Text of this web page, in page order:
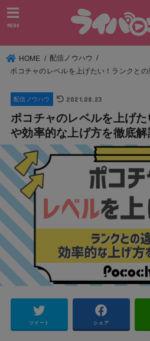
MENU
HOME
配信ノウハウ
ポコチャのレベルを上げたい！ランクと
配信ノウハウ 2021.08.23
ポコチャのレベルを上げ
や効率的な上げ方を徹底解
ツイート シェア